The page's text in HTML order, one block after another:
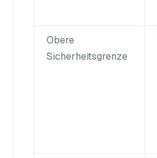
Obere
Sicherheitsgrenze